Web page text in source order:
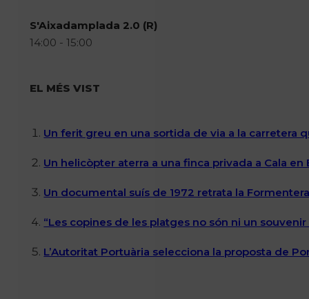
S'Aixadamplada 2.0 (R)
14:00 - 15:00
EL MÉS VIST
Un ferit greu en una sortida de via a la carretera
Un helicòpter aterra a una finca privada a Cala
Un documental suís de 1972 retrata la
“Les copines de les platges no són ni un
L’Autoritat Portuària selecciona la proposta de